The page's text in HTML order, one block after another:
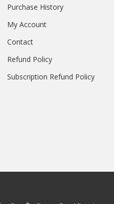
Purchase History
My Account
Contact
Refund Policy
Subscription Refund Policy